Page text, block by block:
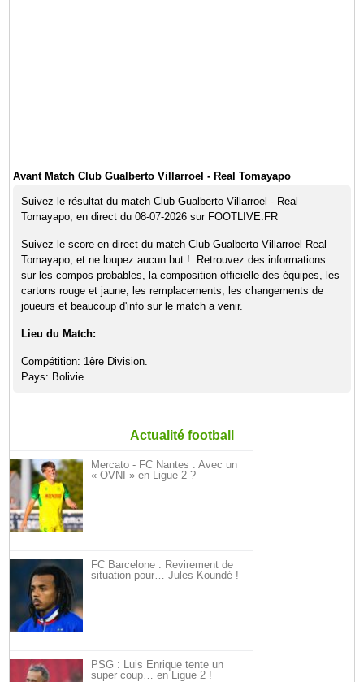
Avant Match Club Gualberto Villarroel - Real Tomayapo
Suivez le résultat du match Club Gualberto Villarroel - Real
Tomayapo, en direct du 08-07-2026 sur FOOTLIVE.FR
Suivez le score en direct du match Club Gualberto Villarroel Real
Tomayapo, et ne loupez aucun but !. Retrouvez des informations
sur les compos probables, la composition officielle des équipes, les
cartons rouge et jaune, les remplacements, les changements de
joueurs et beaucoup d'info sur le match a venir.
Lieu du Match:
Compétition: 1ère Division.
Pays: Bolivie.
Actualité football
Mercato - FC Nantes : Avec un
« OVNI » en Ligue 2 ?
FC Barcelone : Revirement de
situation pour… Jules Koundé !
PSG : Luis Enrique tente un
super coup… en Ligue 2 !